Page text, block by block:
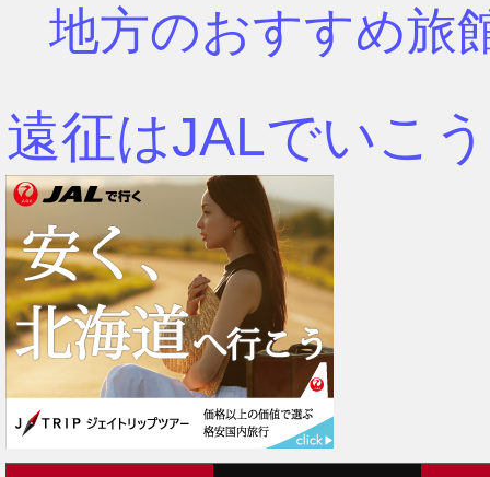
地方のおすすめ旅
遠征はJALでいこう